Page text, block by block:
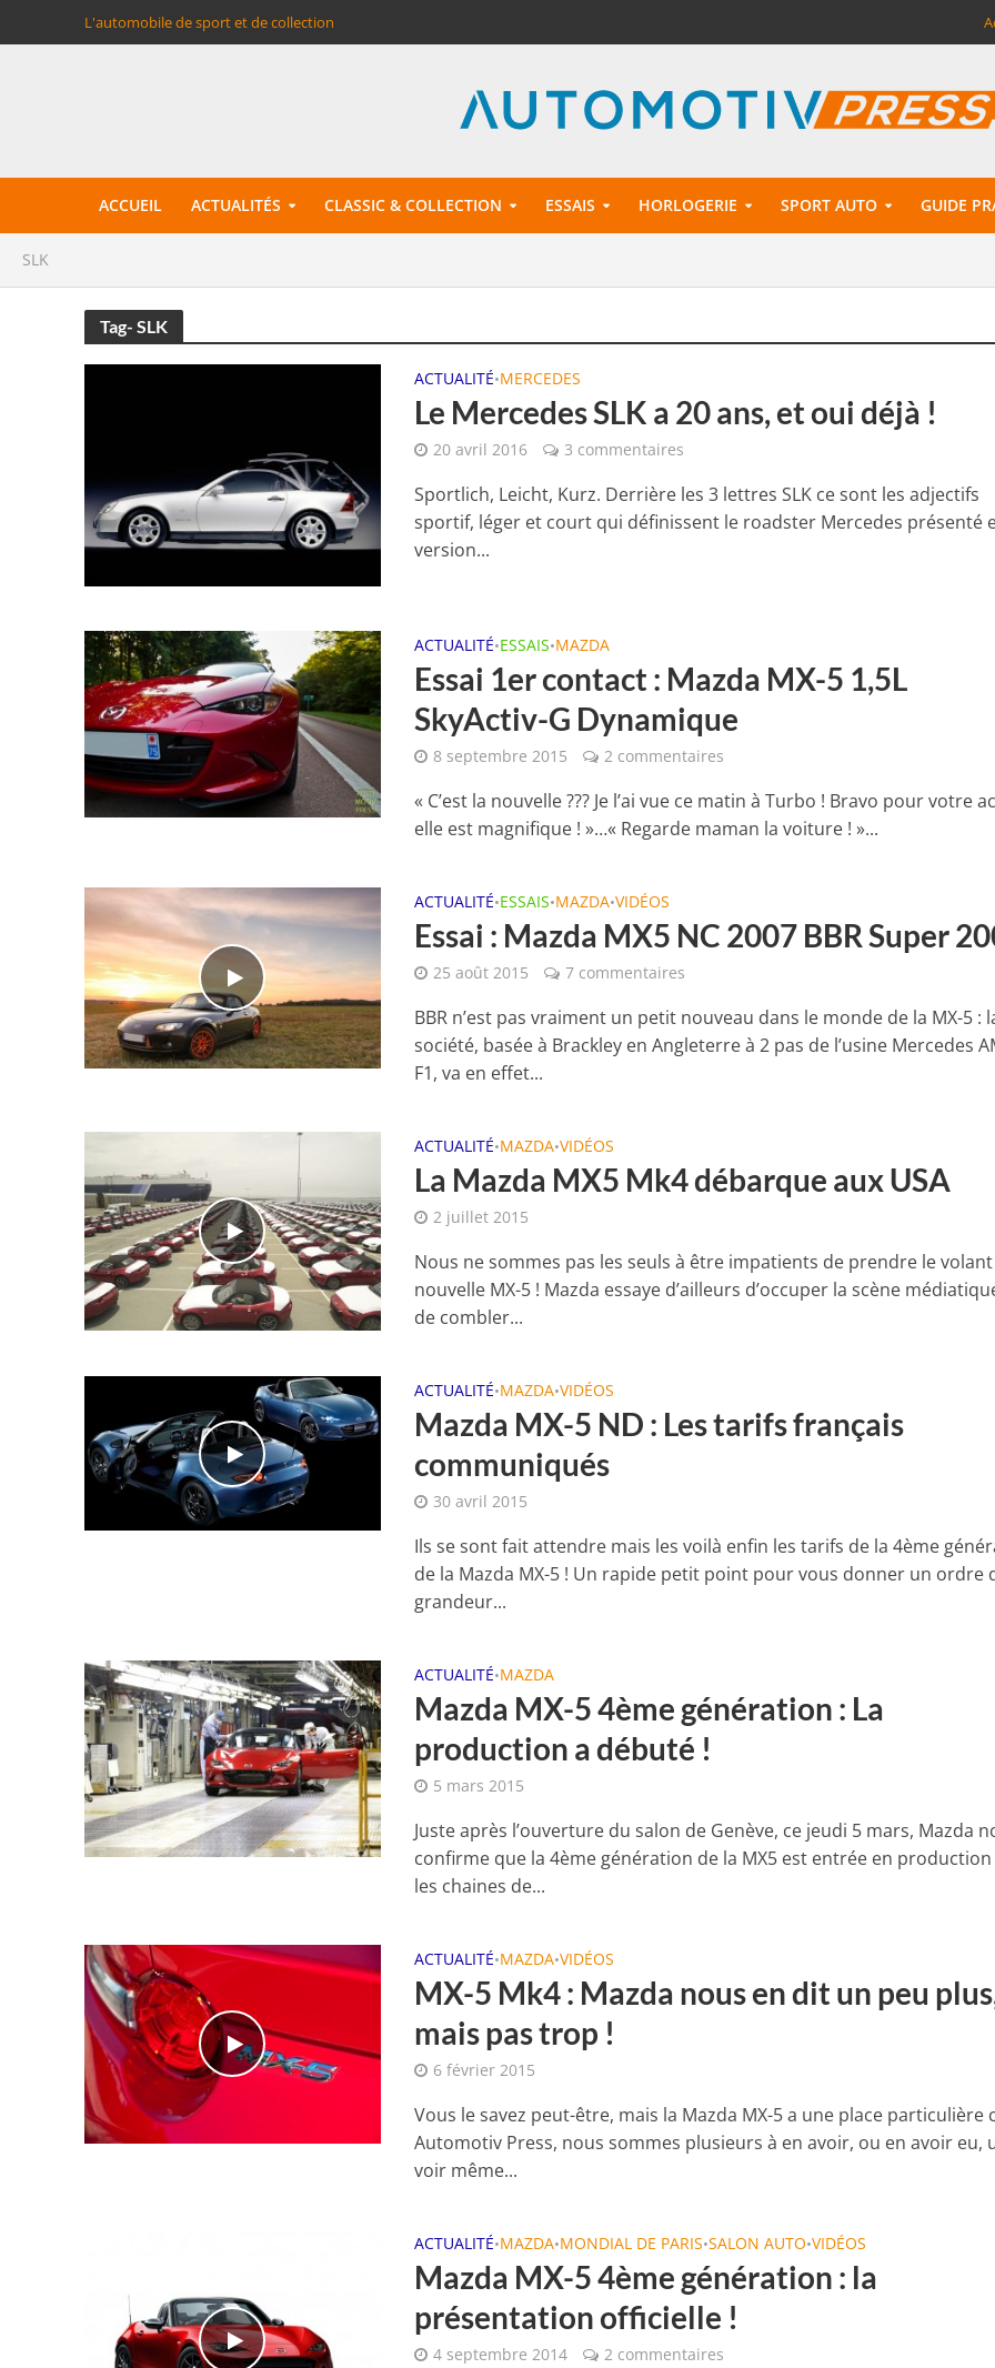
L'automobile de sport et de collection
ACCUEIL ACTUALITÉS CLASSIC & COLLECTION ESSAIS HORLOGERIE SPORT AUTO GUIDE
SLK
Tag- SLK
ACTUALITÉ•MERCEDES
Le Mercedes SLK a 20 ans, et oui déjà !
20 avril 2016 3 commentaires
Sportlich, Leicht, Kurz. Derrière les 3 lettres SLK ce sont les adjectifs
sportif, léger et court qui définissent le roadster Mercedes présenté
version...
ACTUALITÉ•ESSAIS•MAZDA
Essai 1er contact : Mazda MX-5 1,5L
SkyActiv-G Dynamique
8 septembre 2015 2 commentaires
« C’est la nouvelle ??? Je l’ai vue ce matin à Turbo ! Bravo pour votre
elle est magnifique ! »…« Regarde maman la voiture ! »...
ACTUALITÉ•ESSAIS•MAZDA•VIDÉOS
Essai : Mazda MX5 NC 2007 BBR Super
25 août 2015 7 commentaires
BBR n’est pas vraiment un petit nouveau dans le monde de la MX-5 :
société, basée à Brackley en Angleterre à 2 pas de l’usine Mercedes
F1, va en effet...
ACTUALITÉ•MAZDA•VIDÉOS
La Mazda MX5 Mk4 débarque aux USA
2 juillet 2015
Nous ne sommes pas les seuls à être impatients de prendre le
nouvelle MX-5 ! Mazda essaye d’ailleurs d’occuper la scène
de combler...
ACTUALITÉ•MAZDA•VIDÉOS
Mazda MX-5 ND : Les tarifs français
communiqués
30 avril 2015
Ils se sont fait attendre mais les voilà enfin les tarifs de la 4ème
de la Mazda MX-5 ! Un rapide petit point pour vous donner un ordre
grandeur...
ACTUALITÉ•MAZDA
Mazda MX-5 4ème génération : La
production a débuté !
5 mars 2015
Juste après l’ouverture du salon de Genève, ce jeudi 5 mars, Mazda
confirme que la 4ème génération de la MX5 est entrée en
les chaines de...
ACTUALITÉ•MAZDA•VIDÉOS
MX-5 Mk4 : Mazda nous en dit un peu
mais pas trop !
6 février 2015
Vous le savez peut-être, mais la Mazda MX-5 a une place particulière
Automotiv Press, nous sommes plusieurs à en avoir, ou en avoir eu,
voir même...
ACTUALITÉ•MAZDA•MONDIAL DE PARIS•SALON AUTO•VIDÉOS
Mazda MX-5 4ème génération : la
présentation officielle !
4 septembre 2014 2 commentaires